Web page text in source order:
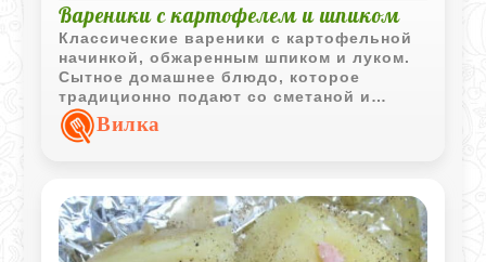
Вареники с картофелем и шпиком
Классические вареники с картофельной
начинкой, обжаренным шпиком и луком.
Сытное домашнее блюдо, которое
традиционно подают со сметаной и
свежей зеленью.
Вилка